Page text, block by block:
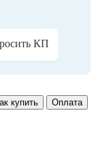
КП
купить
Оплата